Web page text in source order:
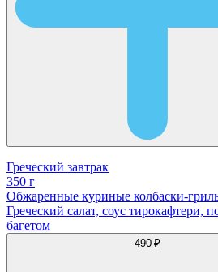
Греческий завтрак
350 г
Обжаренные куриные колбаски-
Греческий салат, соус тирокафтери,
багетом
490 ₽